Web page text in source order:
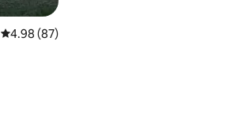
Penarafan purata 4.98 daripada 5, 87 ulasan
4.98 (87)